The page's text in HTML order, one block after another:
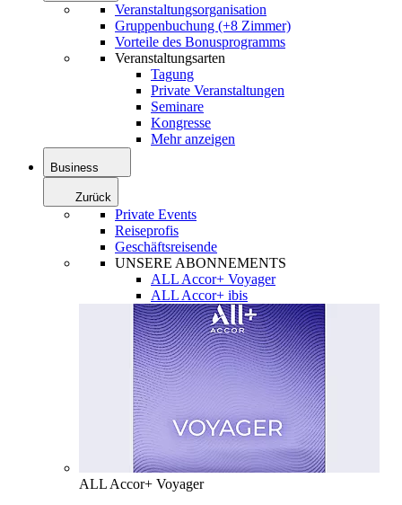
Veranstaltungsorganisation
Gruppenbuchung (+8 Zimmer)
Vorteile des Bonusprogramms
Veranstaltungsarten
Tagung
Private Veranstaltungen
Seminare
Kongresse
Mehr anzeigen
Business
Zurück
Private Events
Reiseprofis
Geschäftsreisende
UNSERE ABONNEMENTS
ALL Accor+ Voyager
ALL Accor+ ibis
ALL Accor+ Voyager